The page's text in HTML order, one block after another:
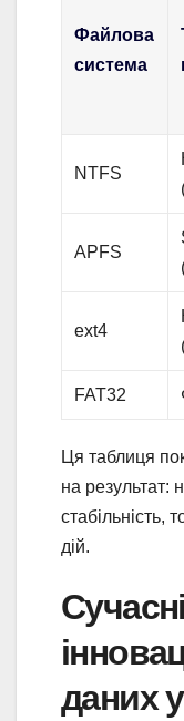
Файлова
система
NTFS
APFS
ext4
FAT32
Ця таблиця
на результат:
стабільність,
дій.
даних